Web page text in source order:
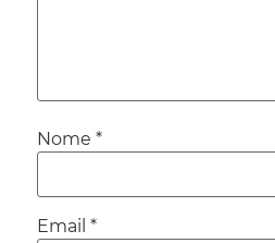
Nome *
Email *